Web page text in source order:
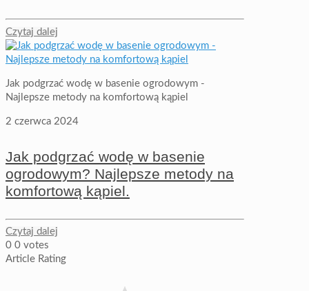
Czytaj dalej
Jak podgrzać wodę w basenie ogrodowym -
Najlepsze metody na komfortową kąpiel
2 czerwca 2024
Jak podgrzać wodę w basenie
ogrodowym? Najlepsze metody na
komfortową kąpiel.
Czytaj dalej
0 0 votes
Article Rating